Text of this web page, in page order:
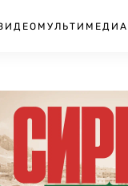
МУЛЬТИМЕДИА